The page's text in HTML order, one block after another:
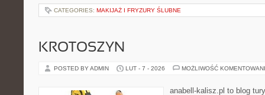
CATEGORIES: MAKIJAŻ I FRYZURY ŚLUBNE
KROTOSZYN
POSTED BY ADMIN LUT - 7 - 2026 MOŻLIWOŚĆ
anabell-kalisz.pl to blog